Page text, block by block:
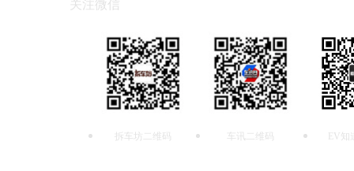
关注微信
拆车坊二维码 车讯二维码 EV